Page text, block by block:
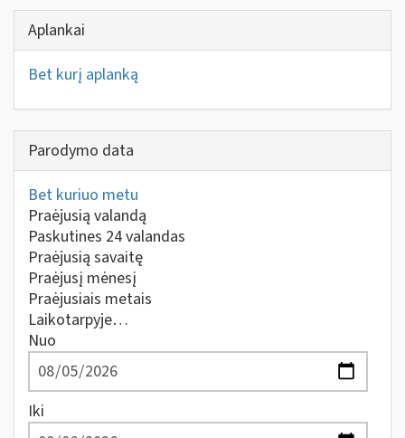
Aplankai
Bet kurį aplanką
Parodymo data
Bet kuriuo metu
Praėjusią valandą
Paskutines 24 valandas
Praėjusią savaitę
Praėjusį mėnesį
Praėjusiais metais
Laikotarpyje…
Nuo
Iki